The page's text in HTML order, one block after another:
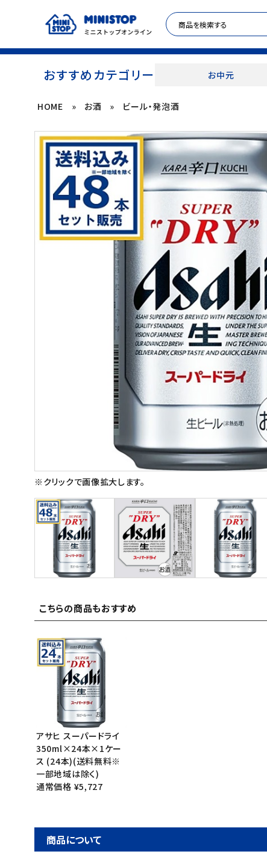
おすすめカテゴリー お中元
ACCOUNT MENU
ログイン person 新規登録
カテゴリから探す
冷凍食品
フードロス
ペット用品
SHOP GUIDE
ご利用ガイド
特定商取引法表示について
プライバシーポリシー
利用規約
HOME » お酒 » ビール・発泡酒
※クリックで画像拡大します。
こちらの商品もおすすめ
アサヒ スーパードライ
350ml×24本×1ケー
ス (24本)(送料無料※
一部地域は除く)
通常価格 ¥5,727
商品について